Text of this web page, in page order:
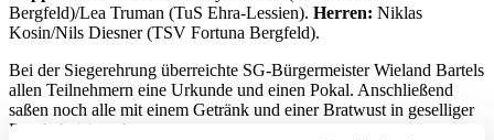
Bergfeld)/Lea Truman (TuS Ehra-Lessien). Herren: Niklas
Kosin/Nils Diesner (TSV Fortuna Bergfeld).
Bei der Siegerehrung überreichte SG-Bürgermeister Wieland Bartels
allen Teilnehmern eine Urkunde und einen Pokal. Anschließend
saßen noch alle mit einem Getränk und einer Bratwust in geselliger
Runde beieinander.